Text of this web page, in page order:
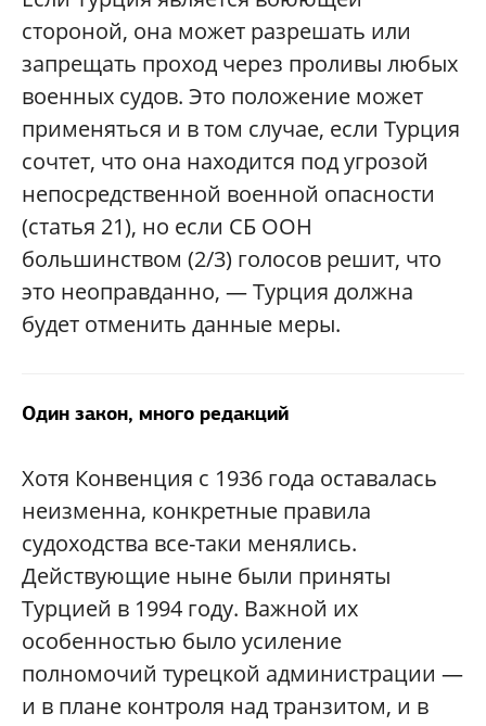
стороной, она может разрешать или
запрещать проход через проливы любых
военных судов. Это положение может
применяться и в том случае, если Турция
сочтет, что она находится под угрозой
непосредственной военной опасности
(статья 21), но если СБ ООН
большинством (2/3) голосов решит, что
это неоправданно, — Турция должна
будет отменить данные меры.
Один закон, много редакций
Хотя Конвенция с 1936 года оставалась
неизменна, конкретные правила
судоходства все-таки менялись.
Действующие ныне были приняты
Турцией в 1994 году. Важной их
особенностью было усиление
полномочий турецкой администрации —
и в плане контроля над транзитом, и в